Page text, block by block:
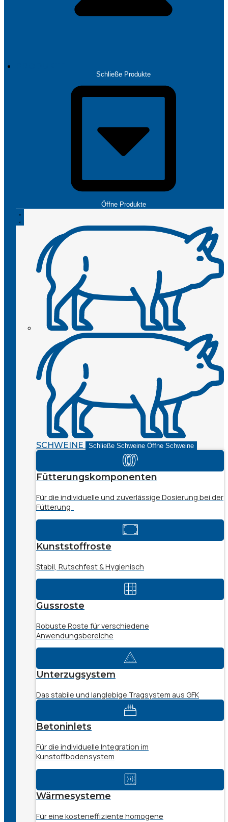
Schließe Produkte
Öffne Produkte
SCHWEINE Schließe Schweine Öffne Schweine
Fütterungskomponenten
Für die individuelle und zuverlässige Dosierung bei der
Fütterung
Kunststoffroste
Stabil, Rutschfest & Hygienisch
Gussroste
Robuste Roste für verschiedene
Anwendungsbereiche
Unterzugsystem
Das stabile und langlebige Tragsystem aus GFK
Betoninlets
Für die individuelle Integration im
Kunstoffbodensystem
Wärmesysteme
Für eine kosteneffiziente homogene